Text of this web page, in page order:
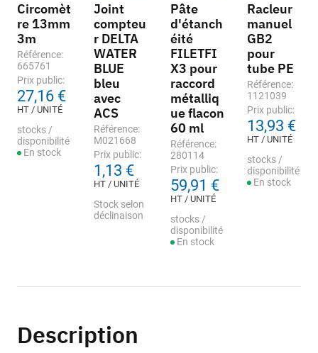
Circomèt
re 13mm
3m
Référence:
665761
Prix public:
27,16 €
HT / UNITÉ
stocks /
disponibilité
En stock
Joint
compteu
r DELTA
WATER
BLUE
bleu
avec
ACS
Référence:
M021668
Prix public:
1,13 €
HT / UNITÉ
Stock selon
déclinaison
Pâte
d'étanch
éité
FILETFI
X3 pour
raccord
métalliq
ue flacon
60 ml
Référence:
280114
Prix public:
59,91 €
HT / UNITÉ
stocks /
disponibilité
En stock
Racleur
manuel
GB2
pour
tube PE
Référence:
1121039
Prix public:
13,93 €
HT / UNITÉ
stocks /
disponibilité
En stock
Description